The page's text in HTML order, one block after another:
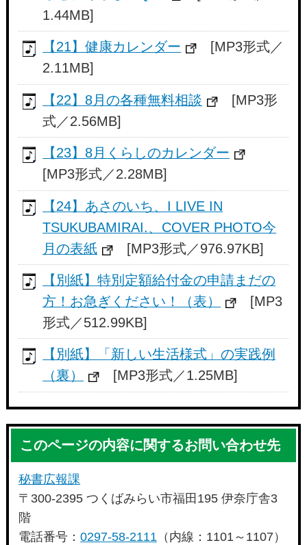
1.44MB]
【21】健康カレンダー
[MP3形式／
2.11MB]
【22】8月の各種無料相談
[MP3形
式／2.56MB]
【23】8月くらしのカレンダー
[MP3形式／2.28MB]
【24】あさのいち、I LIVE IN
TSUKUBAMIRAI.、COVER PHOTO今
月の表紙
[MP3形式／976.97KB]
【別紙】特別定額給付金の申請まだの
方！お急ぎください！（表）
[MP3
形式／512.99KB]
【別紙】「新しい生活様式」の実践例
（裏）
[MP3形式／1.25MB]
このページの内容に関するお問い合わせ先
秘書広報課
〒300-2395 つくばみらい市福田195 伊奈庁舎3
階
電話番号：0297-58-2111 （内線：1101～1107）